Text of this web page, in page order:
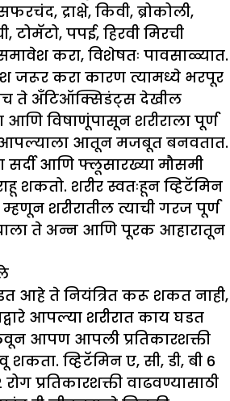
द्राक्षे, किवी, ब्रोकोली,
टोमॅटो, पपई, हिरवी मिरची
करा, विशेषतः पावसाळ्यात.
जरूर करा कारण त्यामध्ये भरपूर
ते अँटिऑक्सिडंट्स देखील
विषाणूंपासून शरीराला पूर्ण
आतून मजबूत बनवतात.
आणि फ्लूसारख्या मौसमी
शकतो. शरीर स्वतःहून व्हिटॅमिन
शरीरातील त्याची गरज पूर्ण
ते अन्न आणि पूरक आहारातून
आहे ते नियंत्रित करू शकत नाही,
आपल्या शरीरात काय घडत
आपण आपली प्रतिकारशक्ती
शकता. व्हिटॅमिन ए, सी, डी, बी 6
प्रतिकारशक्ती वाढवण्यासाठी